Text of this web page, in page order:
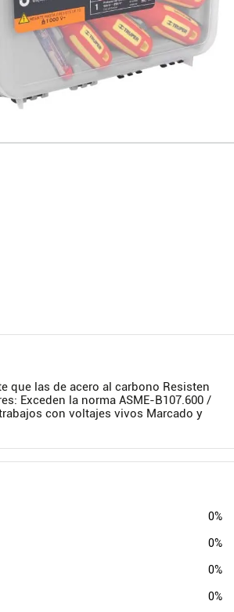
que las de acero al carbono Resisten
Exceden la norma ASME-B107.600 /
con voltajes vivos Marcado y
0%
0%
0%
0%
de Referencia*
$ 112.839
Cuota de Referencia*
AGREGAR